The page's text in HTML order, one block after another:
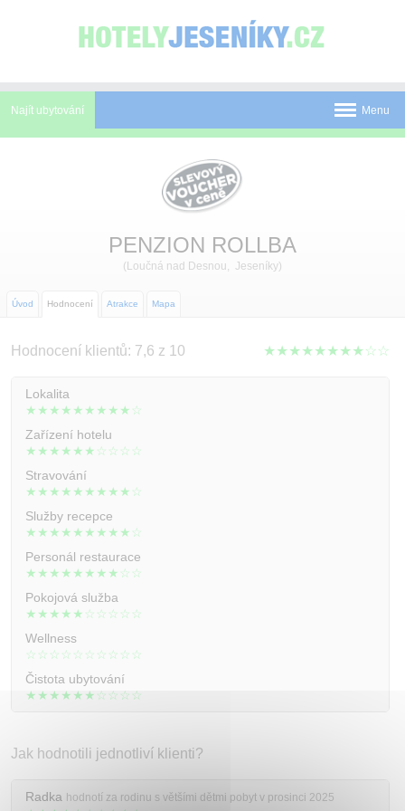
Najít ubytování
O Jeseníkách
Menu
PENZION ROLLBA
(Loučná nad Desnou, Jeseníky)
Úvod Hodnocení Atrakce Mapa
Hodnocení klientů: 7,6 z 10 ★★★★★★★★☆☆
Lokalita
★★★★★★★★★☆
Zařízení hotelu
★★★★★★☆☆☆☆
Stravování
★★★★★★★★★☆
Služby recepce
★★★★★★★★★☆
Personál restaurace
★★★★★★★★☆☆
Pokojová služba
★★★★★☆☆☆☆☆
Wellness
☆☆☆☆☆☆☆☆☆☆
Čistota ubytování
★★★★★★☆☆☆☆
Jak hodnotili jednotliví klienti?
Radka hodnotí za rodinu s většími dětmi pobyt v prosinci 2025